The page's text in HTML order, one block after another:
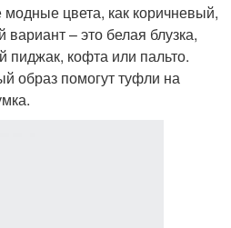
модные цвета, как коричневый,
– это белая блузка,
пиджак, кофта или пальто.
образ помогут туфли на